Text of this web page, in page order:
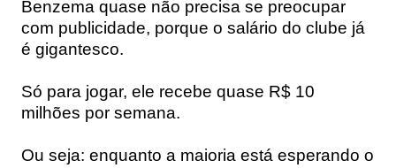
Benzema quase não precisa se preocupar
com publicidade, porque o salário do clube já
é gigantesco.
Só para jogar, ele recebe quase R$ 10
milhões por semana.
Ou seja: enquanto a maioria está esperando o